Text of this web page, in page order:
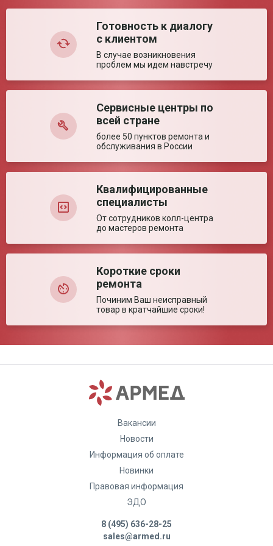
Ключевые преимущества
Удобный передвижной светильник с
возможностью простой настройки рабочего
поля. Возможность фокусировки обеспечивает
Оставить отзыв
Готовность к диалогу
с клиентом
В случае возникновения
проблем мы идем навстречу
Сервисные центры по
всей стране
более 50 пунктов ремонта и
обслуживания в России
Квалифицированные
специалисты
От сотрудников колл-центра
до мастеров ремонта
Короткие сроки
ремонта
Починим Ваш неисправный
товар в кратчайшие сроки!
Вакансии
Новости
Информация об оплате
Новинки
Правовая информация
ЭДО
8 (495) 636-28-25
sales@armed.ru